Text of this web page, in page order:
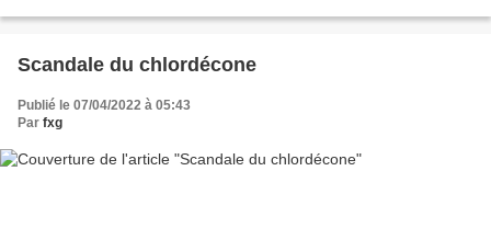
Scandale du chlordécone
Publié le 07/04/2022 à 05:43
Par fxg